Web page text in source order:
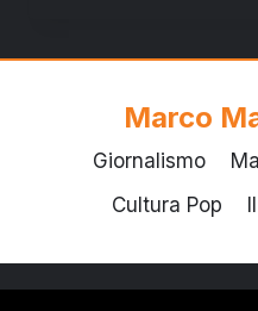
Marco
Giornalismo
Cultura Pop